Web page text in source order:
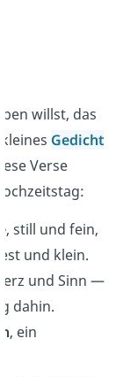
willst, das
kleines Gedicht
Verse
, still und fein,
und klein.
und Sinn —
dahin.
, ein